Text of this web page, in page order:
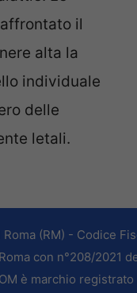
il
alta la
individuale
delle
letali.
(RM) - Codice
con n°208/2021
è marchio registrato